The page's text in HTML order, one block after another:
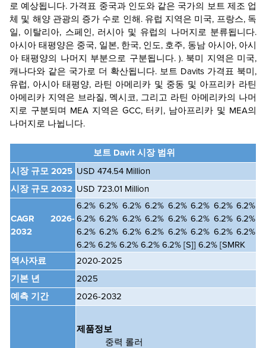
로 예상됩니다. 가격표 중국과 인도와 같은 국가의 보트 제조 업
체 및 해양 관광의 증가 수로 인해. 유럽 지역은 미국, 프랑스, 독
일, 이탈리아, 스페인, 러시아 및 유럽의 나머지로 분류됩니다.
아시아 태평양은 중국, 일본, 한국, 인도, 호주, 동남 아시아, 아시
아 태평양의 나머지 부분으로 구분됩니다. ). 북미 지역은 미국,
캐나다와 같은 국가로 더 확산됩니다. 보트 Davits 가격표 북미,
유럽, 아시아 태평양, 라틴 아메리카 및 중동 및 아프리카 라틴
아메리카 지역은 브라질, 멕시코, 그리고 라틴 아메리카의 나머
지로 구분되며 MEA 지역은 GCC, 터키, 남아프리카 및 MEA의
나머지로 나뉩니다.
보트 Davit 시장 범위
시장 규모 2025 USD 474.54 Million
시장 규모 2032 USD 723.01 Million
CAGR
2026-
2032
6.2% 6.2% 6.2% 6.2% 6.2% 6.2% 6.2% 6.2%
6.2% 6.2% 6.2% 6.2% 6.2% 6.2% 6.2% 6.2%
6.2% 6.2% 6.2% 6.2% 6.2% 6.2% 6.2% 6.2%
6.2% 6.2% 6.2% 6.2% 6.2% [S]] 6.2% [SMRK
역사자료
2020-2025
기본 년
2025
예측 기간
2026-2032
제품정보
중력 롤러